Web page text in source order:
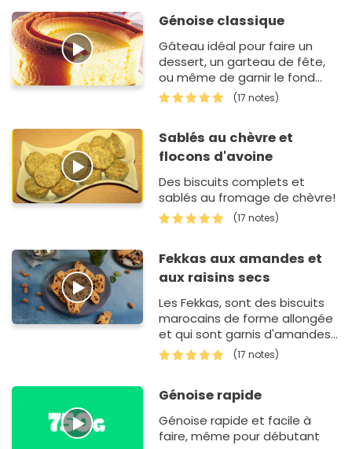
Génoise classique
Gâteau idéal pour faire un
dessert, un garteau de fête,
ou même de garnir le fond
des coupes à dessert.
(17 notes)
Sablés au chèvre et
flocons d'avoine
Des biscuits complets et
sablés au fromage de chèvre!
(17 notes)
Fekkas aux amandes et
aux raisins secs
Les Fekkas, sont des biscuits
marocains de forme allongée
et qui sont garnis d'amandes
entières concassées et de
raisins secs. Ils sont crousti…
(17 notes)
Génoise rapide
Génoise rapide et facile à
faire, même pour débutant